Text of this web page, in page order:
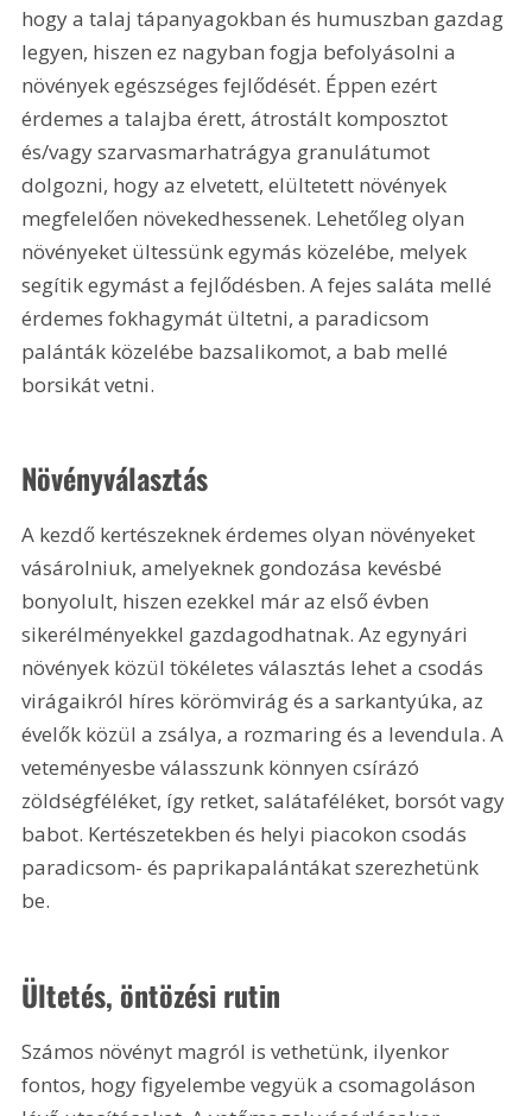
hogy a talaj tápanyagokban és humuszban gazdag
legyen, hiszen ez nagyban fogja befolyásolni a
növények egészséges fejlődését. Éppen ezért
érdemes a talajba érett, átrostált komposztot
és/vagy szarvasmarhatrágya granulátumot
dolgozni, hogy az elvetett, elültetett növények
megfelelően növekedhessenek. Lehetőleg olyan
növényeket ültessünk egymás közelébe, melyek
segítik egymást a fejlődésben. A fejes saláta mellé
érdemes fokhagymát ültetni, a paradicsom
palánták közelébe bazsalikomot, a bab mellé
borsikát vetni.
Növényválasztás
A kezdő kertészeknek érdemes olyan növényeket
vásárolniuk, amelyeknek gondozása kevésbé
bonyolult, hiszen ezekkel már az első évben
sikerélményekkel gazdagodhatnak. Az egynyári
növények közül tökéletes választás lehet a csodás
virágaikról híres körömvirág és a sarkantyúka, az
évelők közül a zsálya, a rozmaring és a levendula. A
veteményesbe válasszunk könnyen csírázó
zöldségféléket, így retket, salátaféléket, borsót vagy
babot. Kertészetekben és helyi piacokon csodás
paradicsom- és paprikapalántákat szerezhetünk
be.
Ültetés, öntözési rutin
Számos növényt magról is vethetünk, ilyenkor
fontos, hogy figyelembe vegyük a csomagoláson